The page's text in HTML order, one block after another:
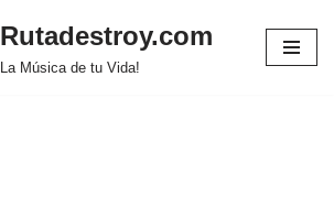
Rutadestroy.com
La Música de tu Vida!